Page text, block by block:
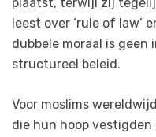
leest over ‘rule of law’
dubbele moraal is
structureel beleid.
Voor moslims
die hun hoop vestigden